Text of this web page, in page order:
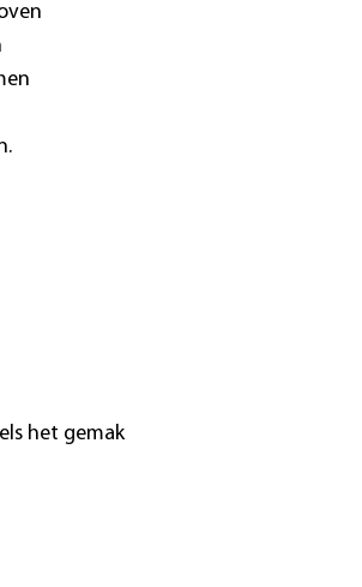
het gemak